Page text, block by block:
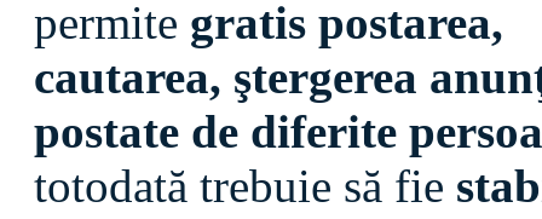
permite gratis postarea,
cautarea, ştergerea
postate de diferite
totodată trebuie să fie